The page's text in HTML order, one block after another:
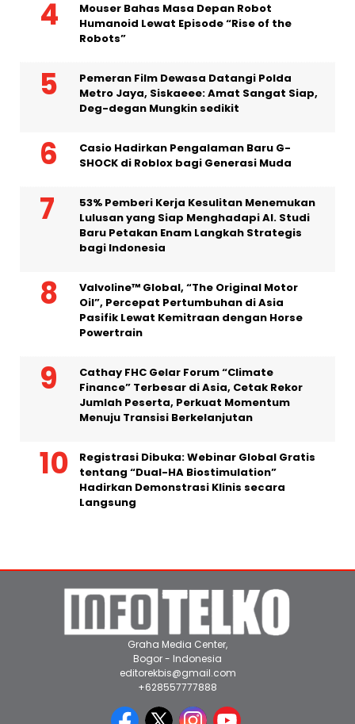
Mouser Bahas Masa Depan Robot
Humanoid Lewat Episode “Rise of the
Robots”
Pemeran Film Dewasa Datangi Polda
Metro Jaya, Siskaeee: Amat Sangat Siap,
Deg-degan Mungkin sedikit
Casio Hadirkan Pengalaman Baru G-
SHOCK di Roblox bagi Generasi Muda
53% Pemberi Kerja Kesulitan Menemukan
Lulusan yang Siap Menghadapi AI. Studi
Baru Petakan Enam Langkah Strategis
bagi Indonesia
Valvoline™ Global, “The Original Motor
Oil”, Percepat Pertumbuhan di Asia
Pasifik Lewat Kemitraan dengan Horse
Powertrain
Cathay FHC Gelar Forum “Climate
Finance” Terbesar di Asia, Cetak Rekor
Jumlah Peserta, Perkuat Momentum
Menuju Transisi Berkelanjutan
Registrasi Dibuka: Webinar Global Gratis
tentang “Dual-HA Biostimulation”
Hadirkan Demonstrasi Klinis secara
Langsung
Graha Media Center,
Bogor - Indonesia
editorekbis@gmail.com
+628557777888